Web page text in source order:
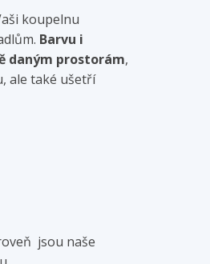
koupelnu
Barvu i
daným prostorám,
ale také ušetří
jsou naše